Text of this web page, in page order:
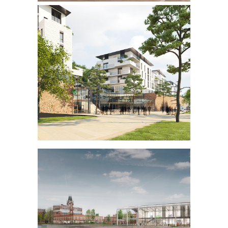
LES HANGARS
RESTRUCTURATION QUARTIER
GARE
GRASSE | 06
ENTRÉE DE VILLE